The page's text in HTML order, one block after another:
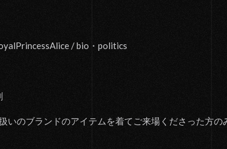
/ bio・politics
いのブランドのアイテムを着てご来場くださった方の